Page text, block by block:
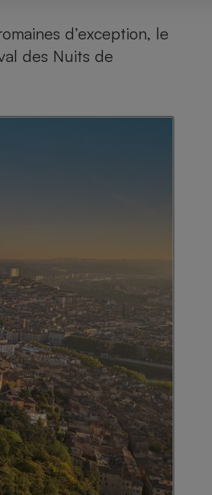
d’exception, le
des Nuits de